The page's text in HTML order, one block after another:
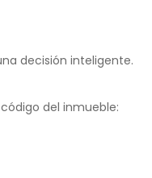
decisión inteligente.
del inmueble: